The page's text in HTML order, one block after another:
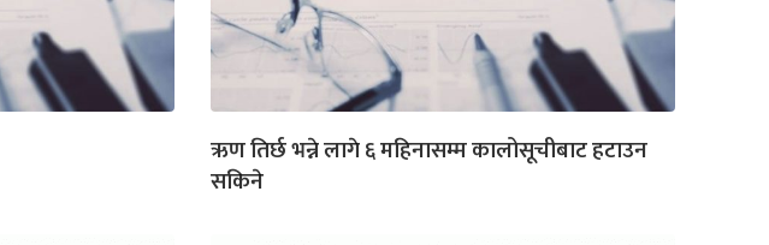
ऋण तिर्छ भन्ने लागे ६ महिनासम्म कालोसूचीबाट हटाउन
सकिने